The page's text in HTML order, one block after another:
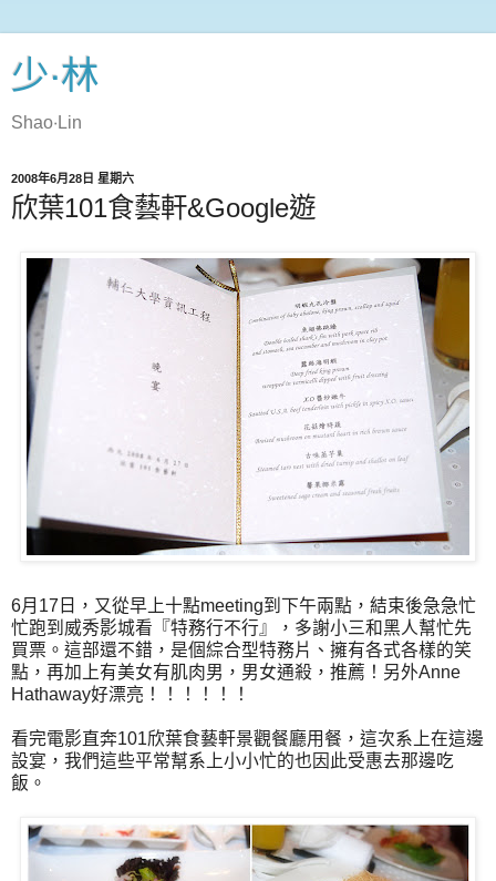
少‧林
Shao‧Lin
2008年6月28日 星期六
欣葉101食藝軒&Google遊
6月17日，又從早上十點meeting到下午兩點，結束後急急忙
忙跑到威秀影城看『特務行不行』，多謝小三和黑人幫忙先
買票。這部還不錯，是個綜合型特務片、擁有各式各樣的笑
點，再加上有美女有肌肉男，男女通殺，推薦！另外Anne
Hathaway好漂亮！！！！！！
看完電影直奔101欣葉食藝軒景觀餐廳用餐，這次系上在這邊
設宴，我們這些平常幫系上小小忙的也因此受惠去那邊吃
飯。